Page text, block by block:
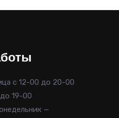
с 12-00 до 20-00
19-00
—